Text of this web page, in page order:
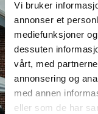
Vi bruker
annonser et
mediefunksjoner
dessuten
vårt, med
annonsering og
med annen
eller som de har